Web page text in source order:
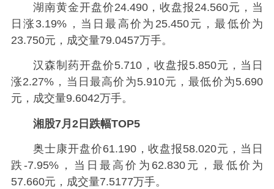
湖南黄金开盘价24.490，收盘报24.560元，当
日涨3.19%，当日最高价为25.450元，最低价为
23.750元，成交量79.0457万手。
汉森制药开盘价5.710，收盘报5.850元，当日
涨2.27%，当日最高价为5.910元，最低价为5.690
元，成交量9.6042万手。
湘股7月2日跌幅TOP5
奥士康开盘价61.190，收盘报58.020元，当日
跌-7.95%，当日最高价为62.830元，最低价为
57.660元，成交量7.5177万手。